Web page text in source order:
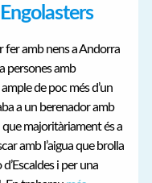
fer amb nens a Andorra
persones amb
de poc més d’un
a un berenador amb
que majoritàriament és a
amb l’aigua que brolla
i per una